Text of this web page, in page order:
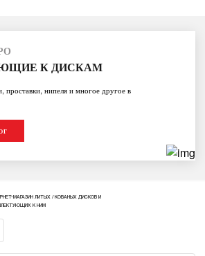
К ДИСКАМ
проставки, нипеля и многое другое в
МАГАЗИН ЛИТЫХ / КОВАНЫХ ДИСКОВ И
К НИМ